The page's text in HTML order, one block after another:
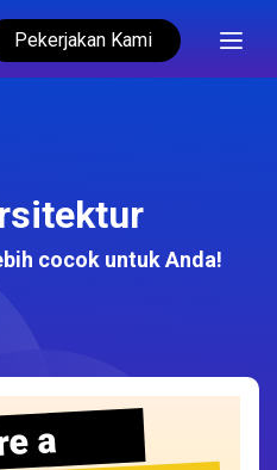
Pekerjakan Kami
cocok untuk Anda!
a